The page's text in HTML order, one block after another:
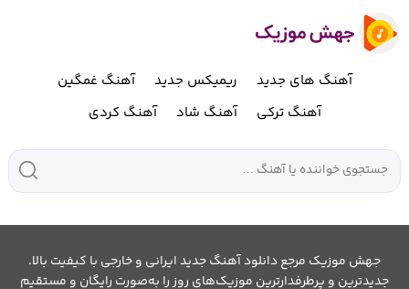
آهنگ های جدید ریمیکس جدید
آهنگ غمگین
آهنگ ترکی
آهنگ شاد آهنگ کردی
جهش موزیک مرجع دانلود آهنگ جدید ایرانی و خارجی با کیفیت بالا.
جدیدترین و پرطرفدارترین موزیک‌های روز را به‌صورت رایگان و مستقیم